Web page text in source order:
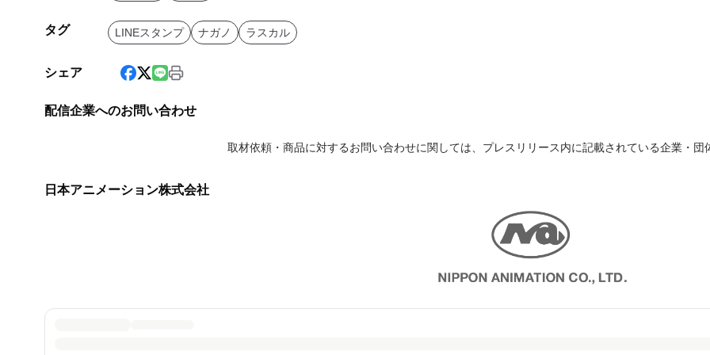
タグ LINEスタンプ ナガノ ラスカル
シェア
配信企業へのお問い合わせ
取材依頼・商品に対するお問い合わせに関しては、プレスリリース内に記載されている企業・団
日本アニメーション株式会社